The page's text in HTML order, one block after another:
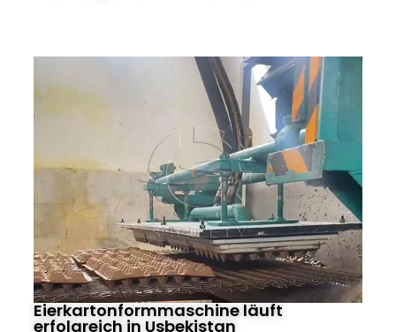
Eierkartonformmaschine läuft
erfolgreich in Usbekistan